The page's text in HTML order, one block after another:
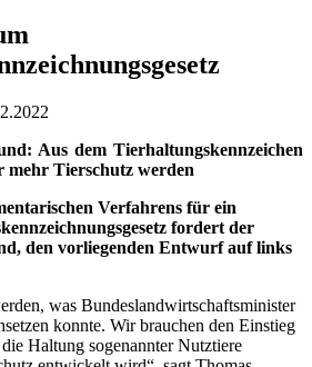
Aus dem Tierhaltungskennzeichen
mehr Tierschutz werden
Verfahrens für ein
fordert der
den vorliegenden Entwurf auf links
was Bundeslandwirtschaftsminister
konnte. Wir brauchen den Einstieg
Haltung sogenannter Nutztiere